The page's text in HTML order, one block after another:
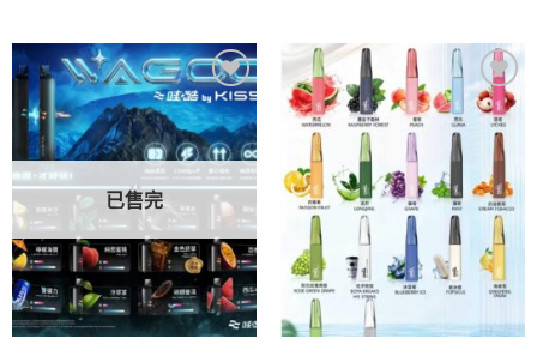
NT$300
到
NT$350
Add to
wishlist
已售完
Add to
wishlist